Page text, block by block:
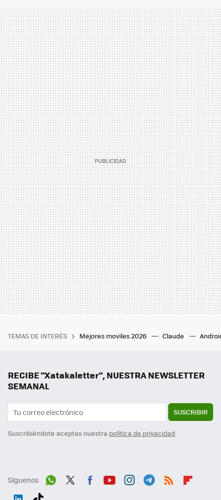
TEMAS DE INTERÉS Mejores moviles 2026 Claude
RECIBE "Xatakaletter", NUESTRA NEWSLETTER
SEMANAL
SUSCRIBIR
Suscribiéndote aceptas nuestra política de privacidad
Síguenos